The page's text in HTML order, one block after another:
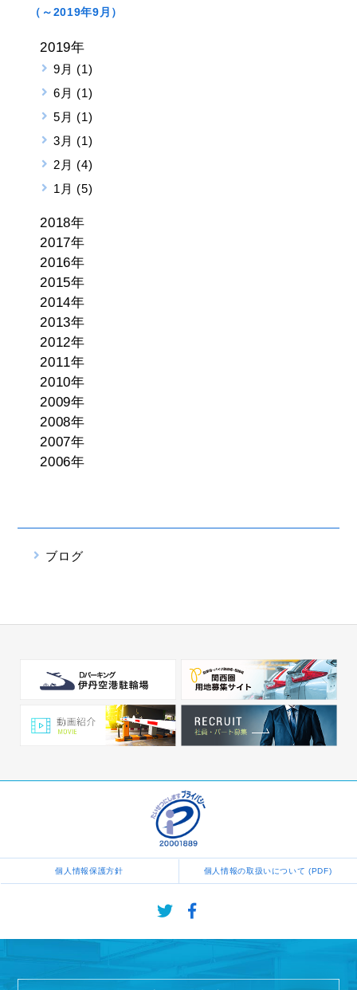
（～2019年9月）
2019年
9月 (1)
6月 (1)
5月 (1)
3月 (1)
2月 (4)
1月 (5)
2018年
2017年
2016年
2015年
2014年
2013年
2012年
2011年
2010年
2009年
2008年
2007年
2006年
ブログ
個人情報保護方針 個人情報の取扱いについて (PDF)